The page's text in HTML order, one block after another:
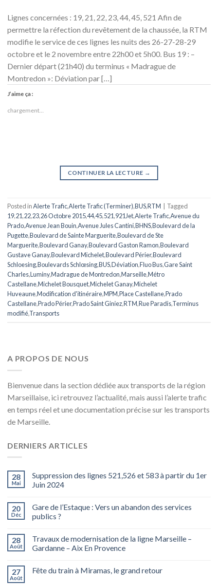
Lignes concernées : 19, 21, 22, 23, 44, 45, 521 Afin de
permettre la réfection du revêtement de la chaussée, la RTM
modifie le service de ces lignes les nuits des 26-27-28-29
octobre et le 2 novembre entre 22h00 et 5h00. Bus 19 : –
Dernier départ (21h40) du terminus « Madrague de
Montredon »: Déviation par […]
J’aime ça :
chargement…
CONTINUER LA LECTURE →
Posted inAlerte Trafic,Alerte Trafic (Terminer),BUS,RTM
Tagged
19,21,22,23,26 Octobre 2015,44,45,521,921Jet,Alerte Trafic,Avenue du
Prado,Avenue Jean Bouin,Avenue Jules Cantini,BHNS,Boulevard de la
Pugette,Boulevard de Sainte Marguerite,Boulevard de Ste
Marguerite,Boulevard Ganay,Boulevard Gaston Ramon,Boulevard
Gustave Ganay,Boulevard Michelet,Boulevard Périer,Boulevard
Schloesing,Boulevards Schlœsing,BUS,Déviation,Fluo Bus,Gare Saint
Charles,Luminy,Madrague de Montredon,Marseille,Métro
Castellane,Michelet Bousquet,Michelet Ganay,Michelet
Huveaune,Modification d'itinéraire,MPM,Place Castellane,Prado
Castellane,Prado Périer,Prado Saint Giniez,RTM,Rue Paradis,Terminus
modifié,Transports
A PROPOS DE NOUS
Bienvenue dans la section dédiée aux transports de la région
Marseillaise, ici retrouvez l’actualité, mais aussi l’alerte trafic
en temps réel et une documentation précise sur les transports
de Marseille.
DERNIERS ARTICLES
28
Mai
Suppression des lignes 521,526 et 583 à partir du 1er
Juin 2024
20
Déc
Gare de l’Estaque : Vers un abandon des services
publics ?
28
Août
Travaux de modernisation de la ligne Marseille –
Gardanne – Aix En Provence
27
Août
Fête du train à Miramas, le grand retour